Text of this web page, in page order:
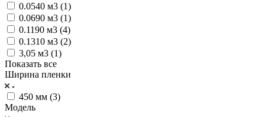
0.0540 м3 (1)
0.0690 м3 (1)
0.1190 м3 (4)
0.1310 м3 (2)
3,05 м3 (1)
Показать все
Ширина пленки
450 мм (3)
Модель